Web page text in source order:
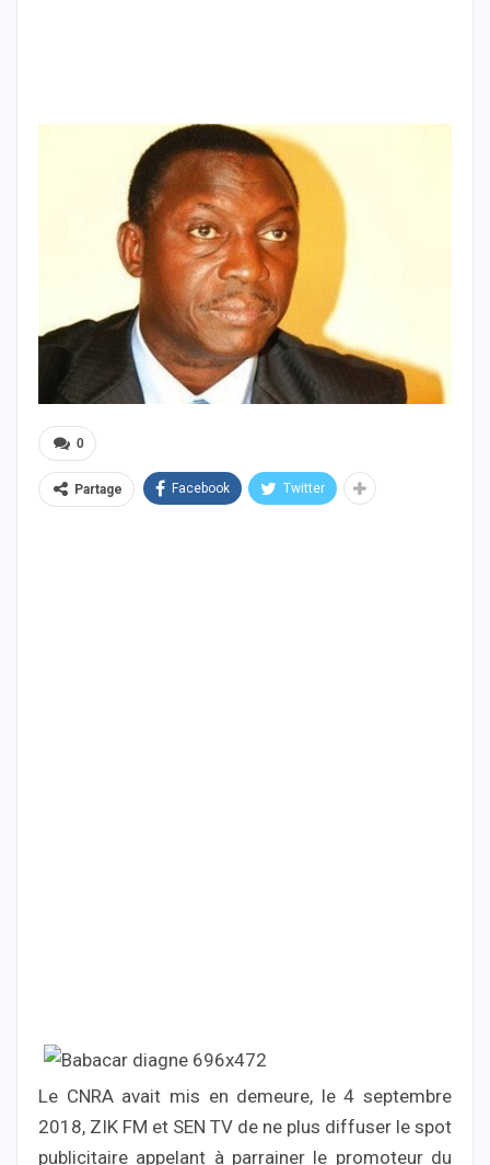
0
Partage Facebook Twitter
Le CNRA avait mis en demeure, le 4 septembre
2018, ZIK FM et SEN TV de ne plus diffuser le spot
publicitaire appelant à parrainer le promoteur du